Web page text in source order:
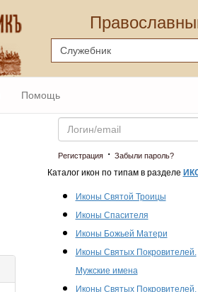
Помощь
Email
Регистрация· Забыли пароль?
Каталог икон по типам в разделе
Иконы Святой Троицы
Иконы Спасителя
Иконы Божьей Матери
Иконы Святых Покровителей.
Мужские имена
Иконы Святых Покровителей.